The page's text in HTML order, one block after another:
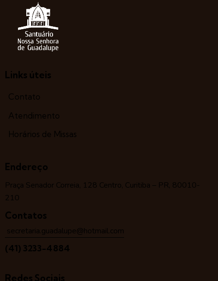
Links úteis
Contato
Atendimento
Horários de Missas
Endereço
Praça Senador Correia, 128 Centro, Curitiba – PR, 80010-
210
Contatos
secretaria.guadalupe@hotmail.com
(41) 3233-4884
Redes Sociais